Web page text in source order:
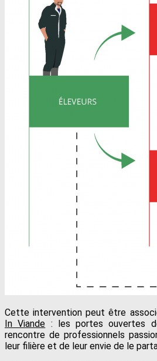
Cette intervention peut être
In Viande : les portes ouvertes
rencontre de professionnels
leur filière et de leur envie de le